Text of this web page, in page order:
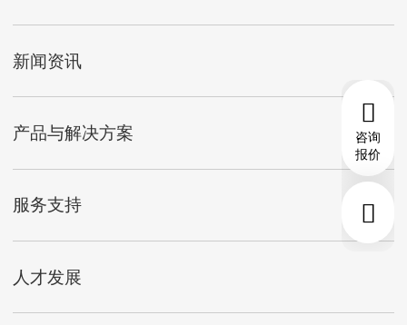
新闻资讯
产品与解决方案
服务支持
人才发展
咨询
报价